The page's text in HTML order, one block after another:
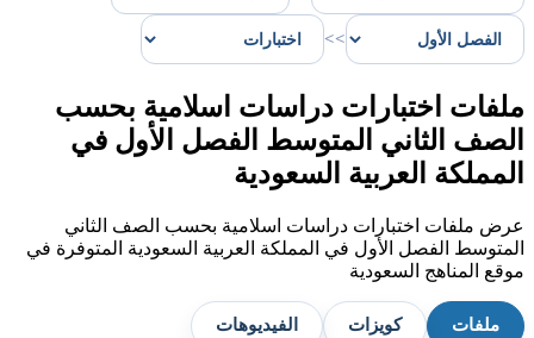
>>
ملفات اختبارات دراسات اسلامية بحسب
الصف الثاني المتوسط الفصل الأول في
المملكة العربية السعودية
عرض ملفات اختبارات دراسات اسلامية بحسب الصف الثاني
المتوسط الفصل الأول في المملكة العربية السعودية المتوفرة في
موقع المناهج السعودية
ملفات كويزات الفيديوهات